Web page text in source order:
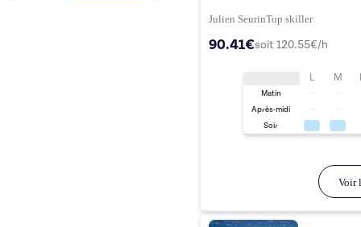
Julien SeurinTop skiller
90.41€soit 120.55€/h
L M
Matin
Après-midi
Soir
Voir